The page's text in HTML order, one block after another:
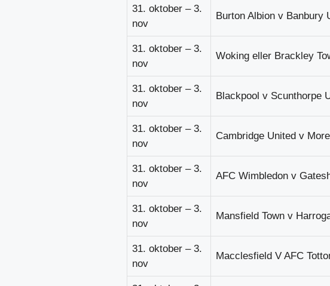
31. oktober – 3.
nov
Burton Albion v Banbury
31. oktober – 3.
nov
Woking eller Brackley
31. oktober – 3.
nov
Blackpool v Scunthorpe
31. oktober – 3.
nov
Cambridge United v
31. oktober – 3.
nov
AFC Wimbledon v
31. oktober – 3.
nov
Mansfield Town v
31. oktober – 3.
nov
Macclesfield V AFC